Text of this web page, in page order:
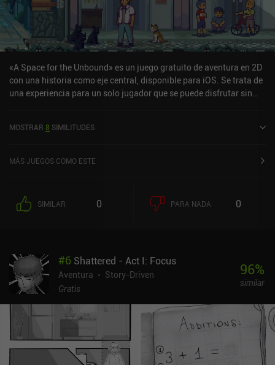
«A Space for the Unbound» es un juego gratuito de aventura en 2D
con una historia como eje central, disponible para iOS. Se trata de
una experiencia para un solo jugador que se puede disfrutar sin
4,2 sobre 5,0 en la App Store de iOS.
MOSTRAR 8 SIMILITUDES
MÁS JUEGOS COMO ESTE
SIMILAR 0 PARA NADA 0
#6 Shattered - Act I: Focus
Aventura
Story-Driven
Gratis
96%
similar